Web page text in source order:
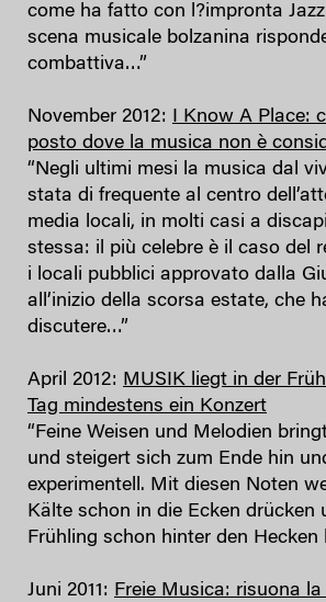
come ha fatto con l?impronta
scena musicale bolzanina
combattiva…”
November 2012: I Know A Place:
posto dove la musica non è
“Negli ultimi mesi la musica dal
stata di frequente al centro
media locali, in molti casi a
stessa: il più celebre è il caso del
i locali pubblici approvato dalla
all’inizio della scorsa estate, che
discutere…”
April 2012: MUSIK liegt in der
Tag mindestens ein Konzert
“Feine Weisen und Melodien
und steigert sich zum Ende hin
experimentell. Mit diesen Noten
Kälte schon in die Ecken drücken
Frühling schon hinter den Hecken
Juni 2011: Freie Musica: risuona